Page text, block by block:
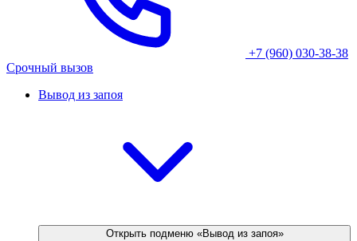
+7 (960) 030-38-38
Срочный вызов
Вывод из запоя
Открыть подменю «Вывод из запоя»